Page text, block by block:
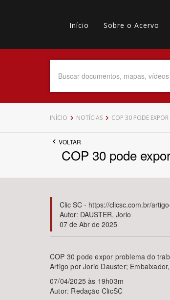
Main
navigation
Início Sobre o Acervo
secundário
Data do Documento
Tema
Área de Levantamento
INÍCIO NOTÍCIAS COP 30 PODE
VOLTAR
COP 30 pode
Clic SC - https://clicsc.com.br/
Autor: DAUSTER, Jorio
07 de Abr de 2025
COP 30 pode expor problema do
Artigo por Jorio Dauster;
07/04/2025 às 19h03m
Autor: Redação ClicSC